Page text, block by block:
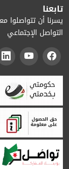
تابعنا
يسرنا أن تتواصلوا
التواصل الإجتماعي